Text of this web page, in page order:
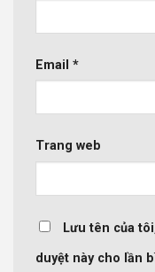
Email *
Trang web
Lưu tên của
duyệt này cho lần